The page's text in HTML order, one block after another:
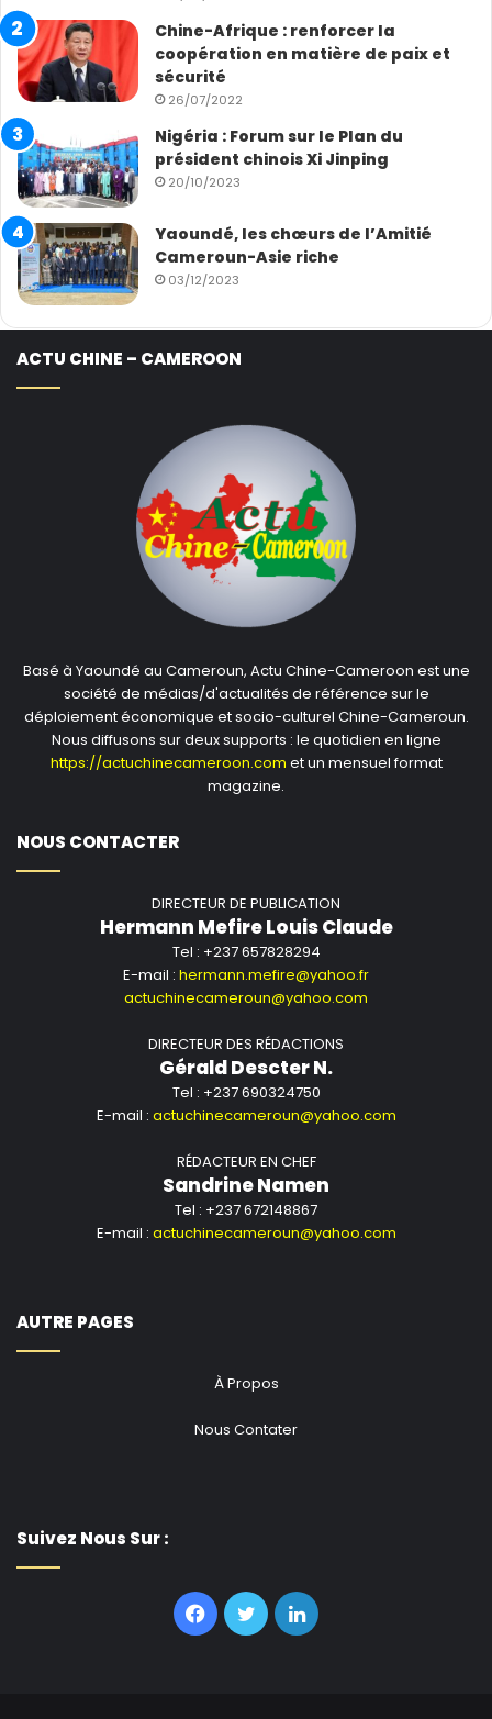
Chine-Afrique : renforcer la
coopération en matière de paix et
sécurité
26/07/2022
Nigéria : Forum sur le Plan du
président chinois Xi Jinping
20/10/2023
Yaoundé, les chœurs de l’Amitié
Cameroun-Asie riche
03/12/2023
ACTU CHINE – CAMEROON
Basé à Yaoundé au Cameroun, Actu Chine-Cameroon est une
société de médias/d'actualités de référence sur le
déploiement économique et socio-culturel Chine-Cameroun.
Nous diffusons sur deux supports : le quotidien en ligne
https://actuchinecameroon.com et un mensuel format
magazine.
NOUS CONTACTER
DIRECTEUR DE PUBLICATION
Hermann Mefire Louis Claude
Tel : +237 657828294
E-mail : hermann.mefire@yahoo.fr
actuchinecameroun@yahoo.com
DIRECTEUR DES RÉDACTIONS
Gérald Descter N.
Tel : +237 690324750
E-mail : actuchinecameroun@yahoo.com
RÉDACTEUR EN CHEF
Sandrine Namen
Tel : +237 672148867
E-mail : actuchinecameroun@yahoo.com
AUTRE PAGES
À Propos
Nous Contater
Suivez Nous Sur :
Facebook
TwitterLinkedin